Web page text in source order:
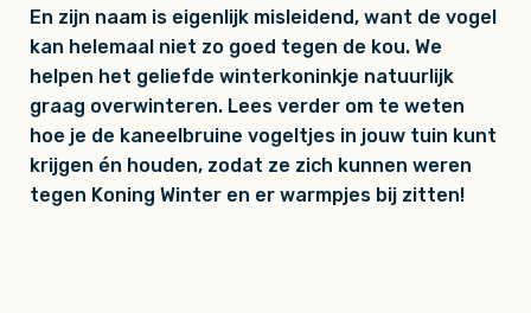
En zijn naam is eigenlijk misleidend, want de vogel
kan helemaal niet zo goed tegen de kou. We
helpen het geliefde winterkoninkje natuurlijk
graag overwinteren. Lees verder om te weten
hoe je de kaneelbruine vogeltjes in jouw tuin kunt
krijgen én houden, zodat ze zich kunnen weren
tegen Koning Winter en er warmpjes bij zitten!